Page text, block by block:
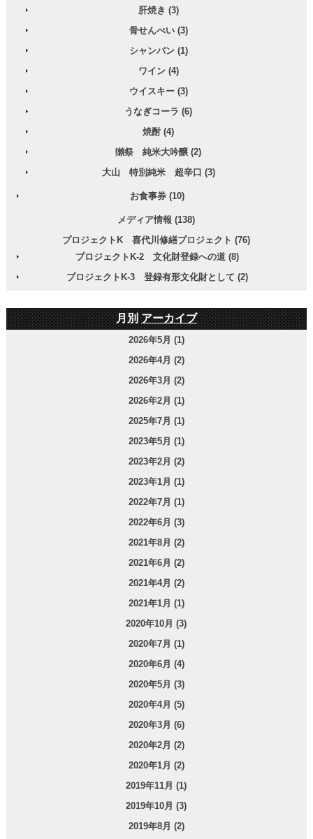
肝焼き (3)
骨せんべい (3)
シャンパン (1)
ワイン (4)
ウイスキー (3)
うなぎコーラ (6)
焼酎 (4)
獺祭 純米大吟醸 (2)
大山 特別純米 超辛口 (3)
お食事券 (10)
メディア情報 (138)
プロジェクトK 喜代川修繕プロジェクト (76)
プロジェクトK-2 文化財登録への道 (8)
プロジェクトK-3 登録有形文化財として (2)
月別アーカイブ
2026年5月 (1)
2026年4月 (2)
2026年3月 (2)
2026年2月 (1)
2025年7月 (1)
2023年5月 (1)
2023年2月 (2)
2023年1月 (1)
2022年7月 (1)
2022年6月 (3)
2021年8月 (2)
2021年6月 (2)
2021年4月 (2)
2021年1月 (1)
2020年10月 (3)
2020年7月 (1)
2020年6月 (4)
2020年5月 (3)
2020年4月 (5)
2020年3月 (6)
2020年2月 (2)
2020年1月 (2)
2019年11月 (1)
2019年10月 (3)
2019年8月 (2)